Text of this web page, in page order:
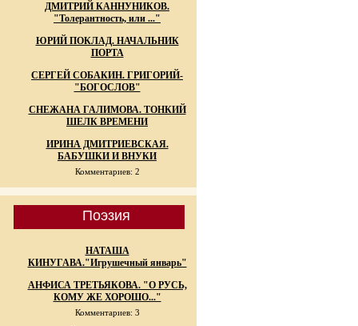
ДМИТРИЙ КАННУНИКОВ.
"Толерантность, или ..."
ЮРИЙ ПОКЛАД. НАЧАЛЬНИК
ПОРТА
СЕРГЕЙ СОБАКИН. ГРИГОРИЙ-
"БОГОСЛОВ"
СНЕЖАНА ГАЛИМОВА. ТОНКИЙ
ШЕЛК ВРЕМЕНИ
ИРИНА ДМИТРИЕВСКАЯ.
БАБУШКИ И ВНУКИ
Комментариев: 2
Поэзия
НАТАША
КИНУГАВА."Игрушечный январь"
АНФИСА ТРЕТЬЯКОВА. "О РУСЬ,
КОМУ ЖЕ ХОРОШО..."
Комментариев: 3